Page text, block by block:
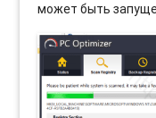
может быть